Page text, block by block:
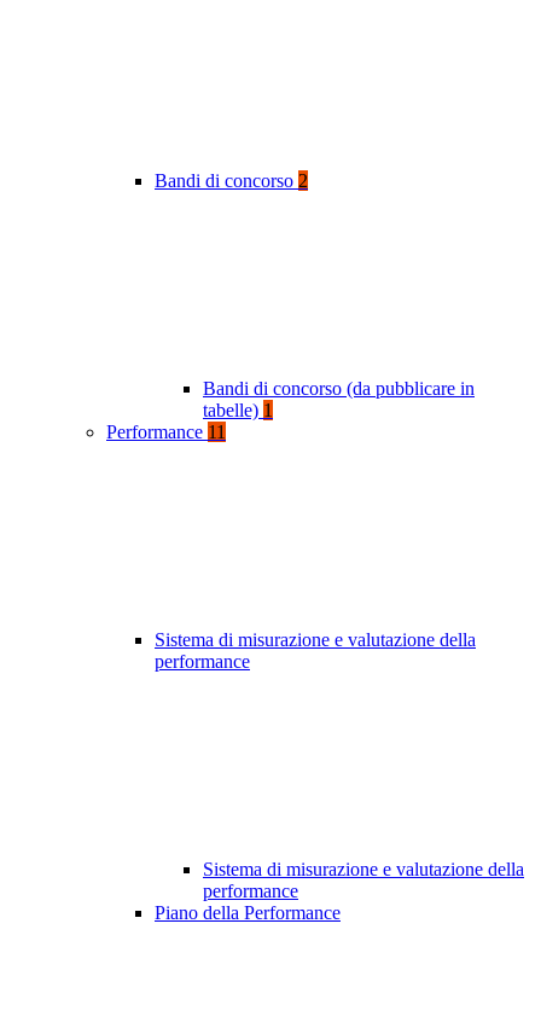
Bandi di concorso 2
Bandi di concorso (da pubblicare in
tabelle) 1
Performance 11
Sistema di misurazione e valutazione della
performance
Sistema di misurazione e valutazione della
performance
Piano della Performance